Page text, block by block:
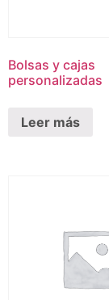
Bolsas y cajas
personalizadas
Leer más